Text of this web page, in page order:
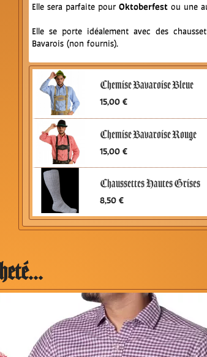
Elle sera parfaite pour Oktoberfest ou une
Elle se porte idéalement avec des
Bavarois (non fournis).
Chemise Bavaroise Bleue
Prix
15,00 €
Chemise Bavaroise Rouge
Prix
15,00 €
Chaussettes Hautes Grises
Prix
8,50 €